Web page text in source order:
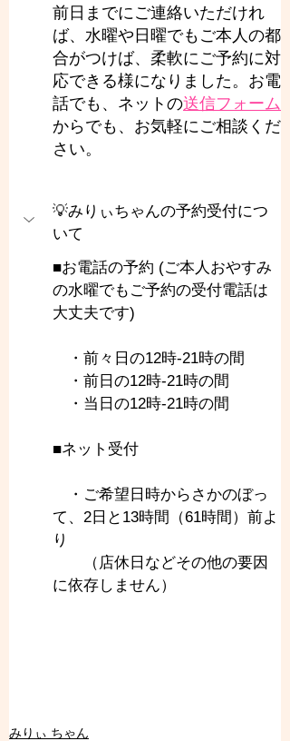
前日までにご連絡いただけれ
ば、水曜や日曜でもご本人の都
合がつけば、柔軟にご予約に対
応できる様になりました。お電
話でも、ネットの送信フォーム
からでも、お気軽にご相談くだ
さい。
💡みりぃちゃんの予約受付につ
いて
■お電話の予約 (ご本人おやすみ
の水曜でもご予約の受付電話は
大丈夫です)
・前々日の12時-21時の間
・前日の12時-21時の間
・当日の12時-21時の間
■ネット受付
・ご希望日時からさかのぼっ
て、2日と13時間（61時間）前よ
り
（店休日などその他の要因
に依存しません）
みりぃ ちゃん